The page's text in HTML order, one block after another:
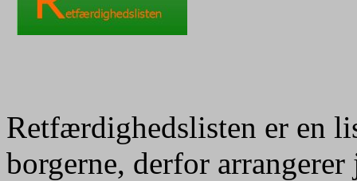
Retfærdighedslisten er en
borgerne, derfor